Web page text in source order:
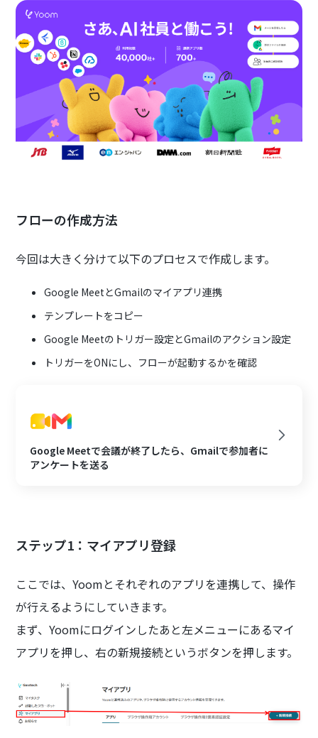
フローの作成方法
今回は大きく分けて以下のプロセスで作成します。
Google MeetとGmailのマイアプリ連携
テンプレートをコピー
Google Meetのトリガー設定とGmailのアクション設定
トリガーをONにし、フローが起動するかを確認
Google Meetで会議が終了したら、Gmailで参加者に
アンケートを送る
ステップ1：マイアプリ登録
ここでは、Yoomとそれぞれのアプリを連携して、操作
が行えるようにしていきます。
まず、Yoomにログインしたあと左メニューにあるマイ
アプリを押し、右の新規接続というボタンを押します。